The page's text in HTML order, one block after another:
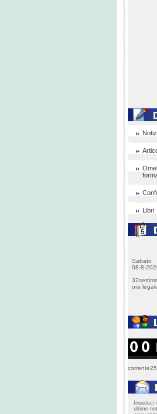
Libri
Sabato
08-8-
ora
corrente25
Inserisci
ultime